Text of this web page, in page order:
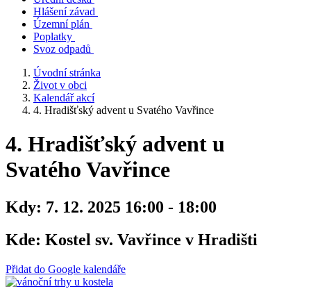
Hlášení závad
Územní plán
Poplatky
Svoz odpadů
Úvodní stránka
Život v obci
Kalendář akcí
4. Hradišťský advent u Svatého Vavřince
4. Hradišťský advent u
Svatého Vavřince
Kdy: 7. 12. 2025 16:00 - 18:00
Kde: Kostel sv. Vavřince v Hradišti
Přidat do Google kalendáře